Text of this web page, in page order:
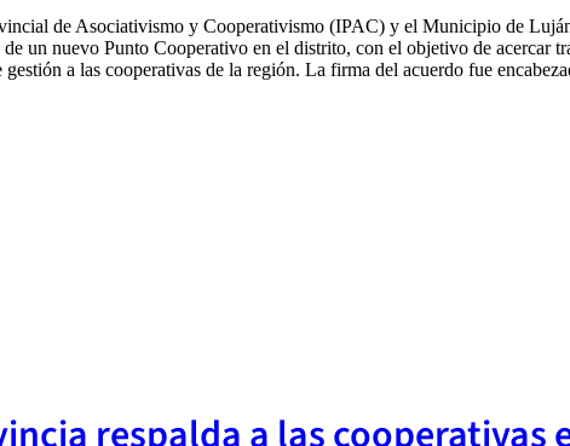
de Asociativismo y Cooperativismo (IPAC) y el Municipio de
de un nuevo Punto Cooperativo en el distrito, con el objetivo de acercar
gestión a las cooperativas de la región. La firma del acuerdo fue